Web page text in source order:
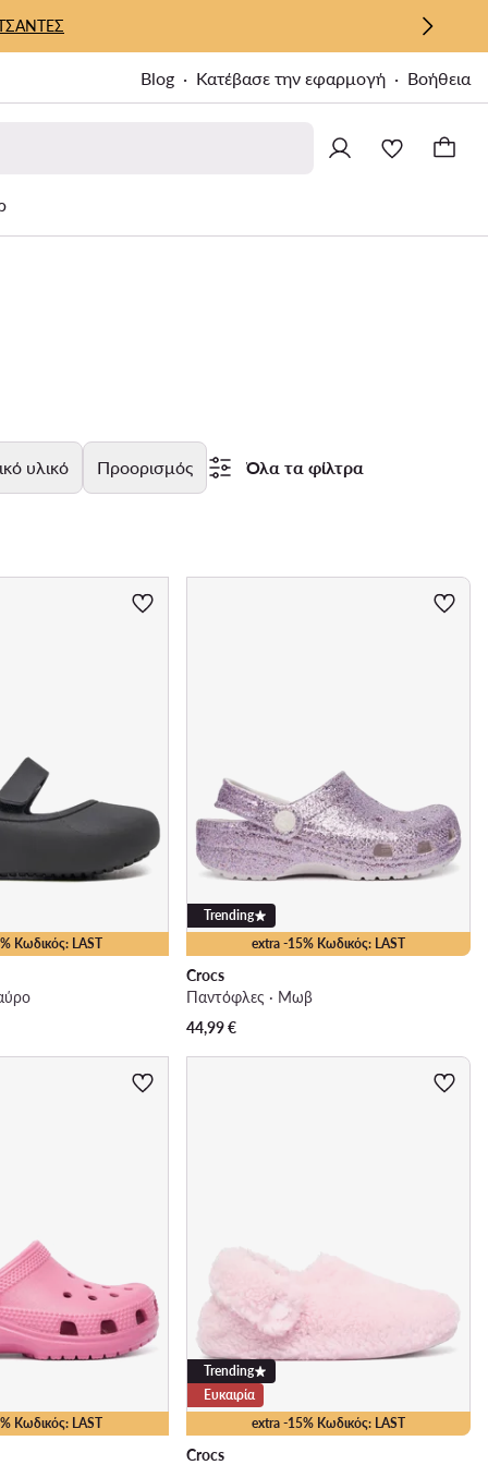
Blog Κατέβασε την εφαρμογή Βοήθεια
υλικό Προορισμός Όλα τα φίλτρα
Κωδικός: LAST extra -15% Κωδικός: LAST
Trending
Crocs
Παντόφλες · Μωβ
44,99€
Κωδικός: LAST extra -15% Κωδικός: LAST
Trending
Ευκαιρία
Crocs